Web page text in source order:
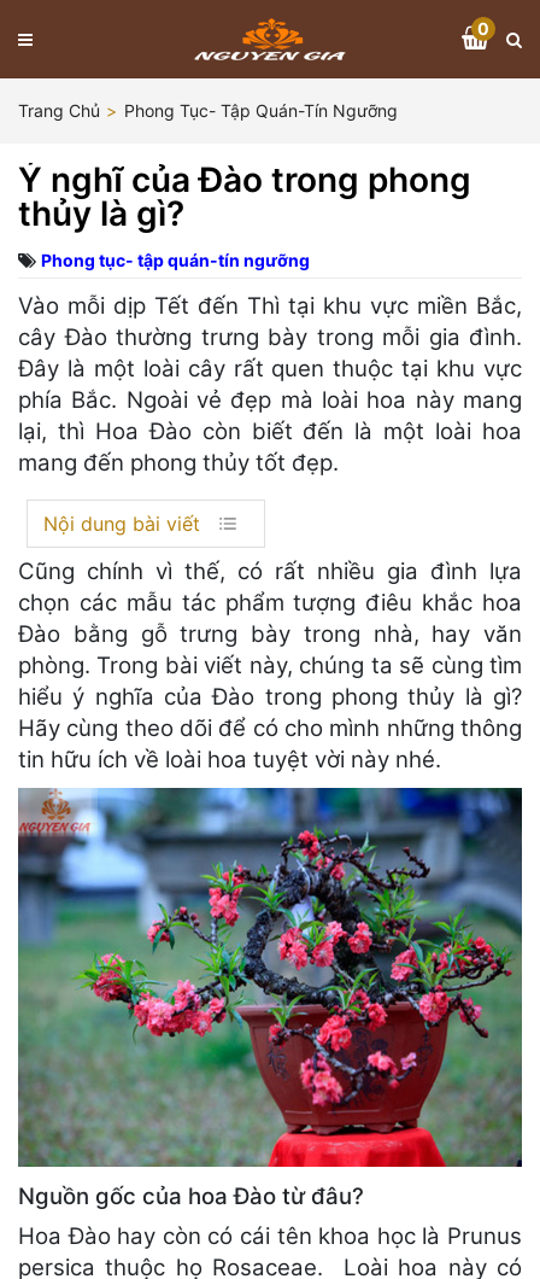
0
Trang Chủ Phong Tục- Tập Quán-Tín Ngưỡng
Ý nghĩ của Đào trong phong
thủy là gì?
Phong tục- tập quán-tín ngưỡng
Vào mỗi dịp Tết đến Thì tại khu vực miền Bắc,
cây Đào thường trưng bày trong mỗi gia đình.
Đây là một loài cây rất quen thuộc tại khu vực
phía Bắc. Ngoài vẻ đẹp mà loài hoa này mang
lại, thì Hoa Đào còn biết đến là một loài hoa
mang đến phong thủy tốt đẹp.
Nội dung bài viết
Cũng chính vì thế, có rất nhiều gia đình lựa
chọn các mẫu tác phẩm tượng điêu khắc hoa
Đào bằng gỗ trưng bày trong nhà, hay văn
phòng. Trong bài viết này, chúng ta sẽ cùng tìm
hiểu ý nghĩa của Đào trong phong thủy là gì?
Hãy cùng theo dõi để có cho mình những thông
tin hữu ích về loài hoa tuyệt vời này nhé.
Nguồn gốc của hoa Đào từ đâu?
Hoa Đào hay còn có cái tên khoa học là Prunus
persica thuộc họ Rosaceae. Loài hoa này có